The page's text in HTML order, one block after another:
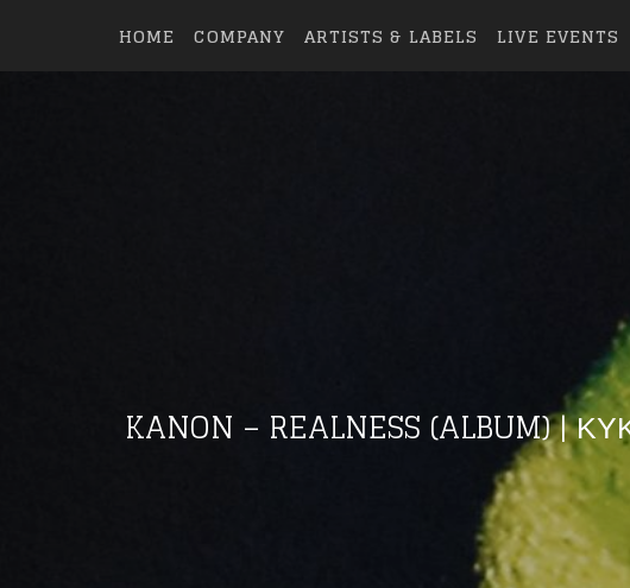
HOME COMPANY ARTISTS & LABELS LIVE EVENTS
KANON – REALNESS (ALBUM) |
Like being first?
Get news from your favorite artists before